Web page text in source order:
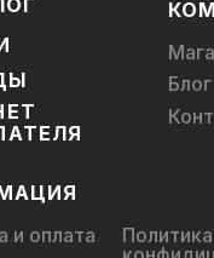
Блог
и оплата
Политика